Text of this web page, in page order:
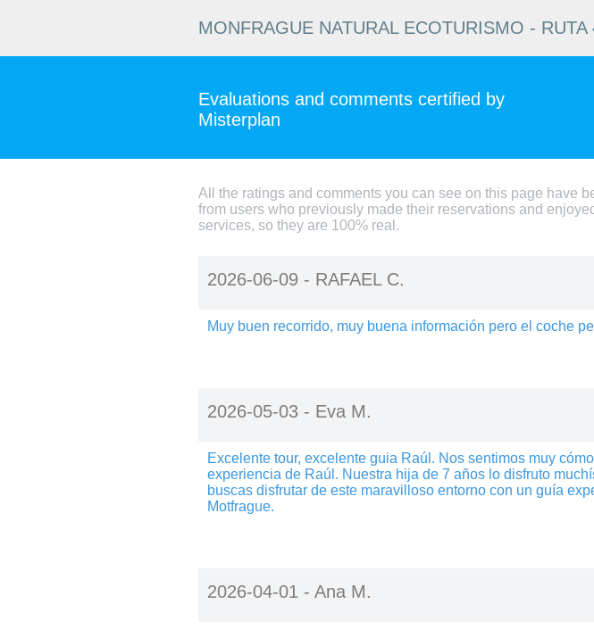
MONFRAGUE NATURAL ECOTURISMO -
Evaluations and comments certified by
Misterplan
All the ratings and comments you can see on this page have
from users who previously made their reservations and
services, so they are 100% real.
2026-06-09 - RAFAEL C.
Muy buen recorrido, muy buena información pero el coche
2026-05-03 - Eva M.
Excelente tour, excelente guia Raúl. Nos sentimos muy
experiencia de Raúl. Nuestra hija de 7 años lo disfruto
buscas disfrutar de este maravilloso entorno con un guía
Motfrague.
2026-04-01 - Ana M.